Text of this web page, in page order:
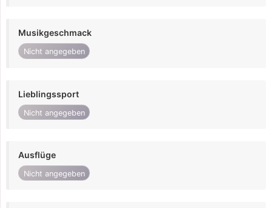
Musikgeschmack
Nicht angegeben
Lieblingssport
Nicht angegeben
Ausflüge
Nicht angegeben